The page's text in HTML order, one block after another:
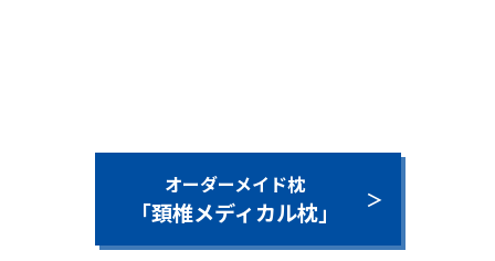
オーダーメイド枕
「頚椎メディカル枕」